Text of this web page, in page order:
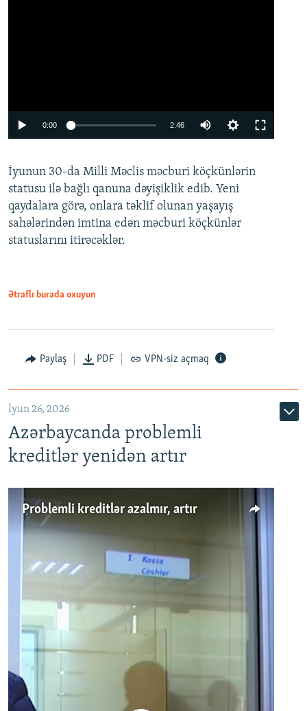
Auto 240p 360p 480p
720p 1080p
0:00 2:46
360p
480p
720p
İyunun 30-da Milli Məclis məcburi köçkünlərin
statusu ilə bağlı qanuna dəyişiklik edib. Yeni
qaydalara görə, onlara təklif olunan yaşayış
sahələrindən imtina edən məcburi köçkünlər
statuslarını itirəcəklər.
Ətraflı burada oxuyun
Paylaş PDF VPN-siz açmaq
İyun 26, 2026
Azərbaycanda problemli
kreditlər yenidən artır
Problemli kreditlər azalmır, artır